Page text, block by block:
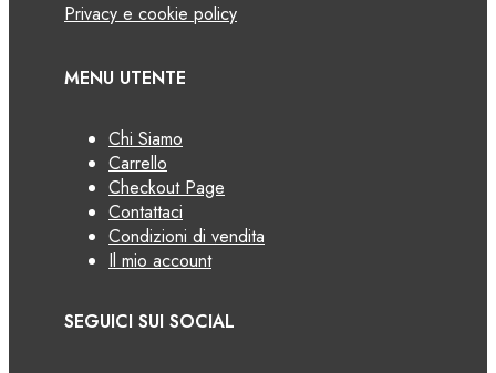
Privacy e cookie policy
MENU UTENTE
Chi Siamo
Carrello
Checkout Page
Contattaci
Condizioni di vendita
Il mio account
SEGUICI SUI SOCIAL